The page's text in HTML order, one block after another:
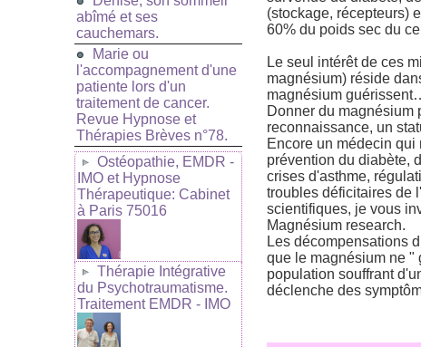
abîmé et ses
cauchemars.
Marie ou
l'accompagnement d'une
patiente lors d'un
traitement de cancer.
Revue Hypnose et
Thérapies Brèves n°78.
Ostéopathie, EMDR -
IMO et Hypnose
Thérapeutique: Cabinet
à Paris 75016
Thérapie Intégrative
du Psychotraumatisme.
Traitement EMDR - IMO
(stockage, récepteurs)
60% du poids sec du
Le seul intérêt de ces
magnésium) réside
magnésium
Donner du magnésium
reconnaissance, un
Encore un médecin
prévention du diabète,
crises d'asthme,
troubles déficitaires de
scientifiques, je vous
Magnésium research.
Les décompensations
que le magnésium ne "
population souffrant
déclenche des